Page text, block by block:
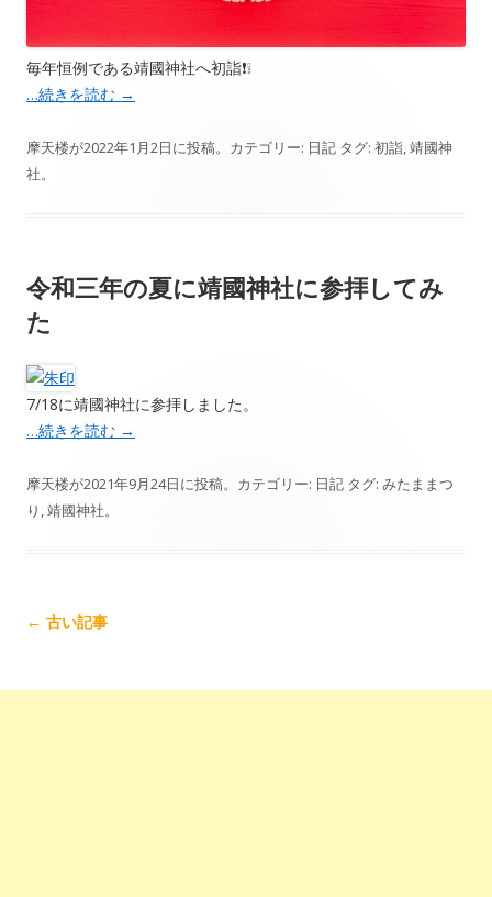
毎年恒例である靖國神社へ初詣❗️❕
…続きを読む →
摩天楼が2022年1月2日に投稿。カテゴリー: 日記 タグ: 初詣,靖國神
社。
令和三年の夏に靖國神社に参拝してみ
た
7/18に靖國神社に参拝しました。
…続きを読む →
摩天楼が2021年9月24日に投稿。カテゴリー: 日記 タグ: みたままつ
り ,靖國神社。
記
← 古い記事